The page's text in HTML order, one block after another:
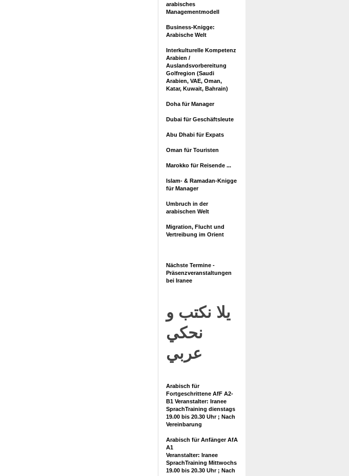
arabisches
Managementmodell
Business-Knigge:
Arabische Welt
Interkulturelle Kompetenz
Arabien /
Auslandsvorbereitung
Golfregion (Saudi
Arabien, VAE, Oman,
Katar, Kuwait, Bahrain)
Doha für Manager
Dubai für Geschäftsleute
Abu Dhabi für Expats
Oman für Touristen
Marokko für Reisende ...
Islam- & Ramadan-Knigge
für Manager
Umbruch in der
arabischen Welt
Migration, Flucht und
Vertreibung im Orient
Nächste Termine -
Präsenzveranstaltungen
bei Iranee
يلا نكتب و
نحكي
عربي
Arabisch für
Fortgeschrittene AfF A2-
B1 Veranstalter: Iranee
SprachTraining dienstags
19.00 bis 20.30 Uhr ; Nach
Vereinbarung
Arabisch für Anfänger AfA
A1
Veranstalter: Iranee
SprachTraining Mittwochs
19.00 bis 20.30 Uhr ; Nach